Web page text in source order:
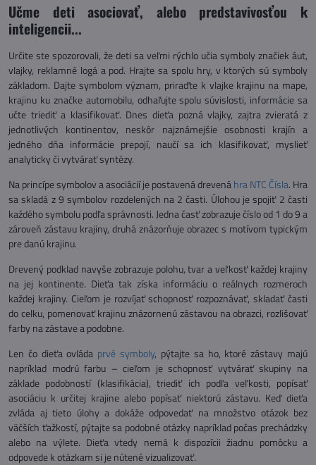
Učme deti asociovať, alebo predstavivosťou k
inteligencii...
Určite ste spozorovali, že deti sa veľmi rýchlo učia symboly značiek áut,
vlajky, reklamné logá a pod. Hrajte sa spolu hry, v ktorých sú symboly
základom. Dajte symbolom význam, priraďte k vlajke krajinu na mape,
krajinu ku značke automobilu, odhaľujte spolu súvislosti, informácie sa
učte triediť a klasifikovať. Dnes dieťa pozná vlajky, zajtra zvieratá z
jednotlivých kontinentov, neskôr najznámejšie osobnosti krajín a
jedného dňa informácie prepojí, naučí sa ich klasifikovať, myslieť
analyticky či vytvárať syntézy.
Na princípe symbolov a asociácií je postavená drevenáhra NTC Čísla. Hra
sa skladá z 9 symbolov rozdelených na 2 časti. Úlohou je spojiť 2 časti
každého symbolu podľa správnosti. Jedna časť zobrazuje číslo od 1 do 9 a
zároveň zástavu krajiny, druhá znázorňuje obrazec s motívom typickým
pre danú krajinu.
Drevený podklad navyše zobrazuje polohu, tvar a veľkosť každej krajiny
na jej kontinente. Dieťa tak získa informáciu o reálnych rozmeroch
každej krajiny. Cieľom je rozvíjať schopnosť rozpoznávať, skladať časti
do celku, pomenovať krajinu znázornenú zástavou na obrazci, rozlišovať
farby na zástave a podobne.
Len čo dieťa ovláda prvé symboly, pýtajte sa ho, ktoré zástavy majú
napríklad modrú farbu – cieľom je schopnosť vytvárať skupiny na
základe podobností (klasifikácia), triediť ich podľa veľkosti, popísať
asociáciu k určitej krajine alebo popísať niektorú zástavu. Keď dieťa
zvláda aj tieto úlohy a dokáže odpovedať na množstvo otázok bez
väčších ťažkostí, pýtajte sa podobné otázky napríklad počas prechádzky
alebo na výlete. Dieťa vtedy nemá k dispozícii žiadnu pomôcku a
odpovede k otázkam si je nútené vizualizovať.